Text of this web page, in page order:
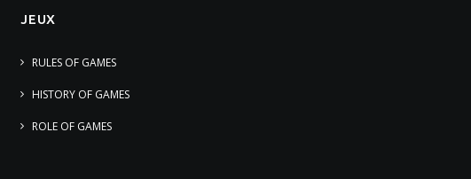
JEUX
RULES OF GAMES
HISTORY OF GAMES
ROLE OF GAMES